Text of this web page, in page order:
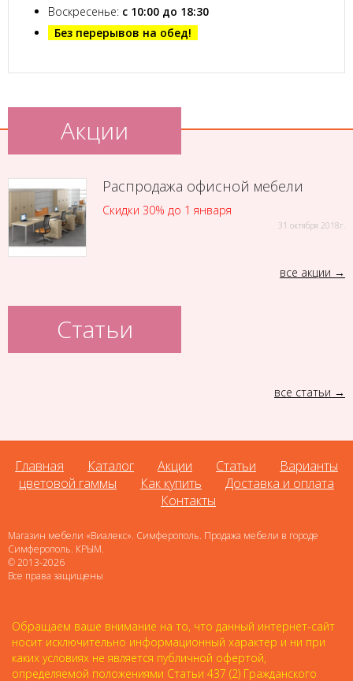
Воскресенье: с 10:00 до 18:30
Без перерывов на обед!
Акции
Распродажа офисной мебели
Скидки 30% до 1 января
31 октября 2018г.
все акции
Статьи
все статьи
Главная Каталог Акции Статьи
Варианты
цветовой гаммы
Как купить
Доставка и оплата
Контакты
Магазин мебели «Виалекс». Симферополь. Продажа мебели в городе
Симферополь. КРЫМ.
© 2013-2026
Все права защищены
Обращаем ваше внимание на то, что данный интернет-сайт
носит исключительно информационный характер и ни при
каких условиях не является публичной офертой,
определяемой положениями Статьи 437 (2) Гражданского